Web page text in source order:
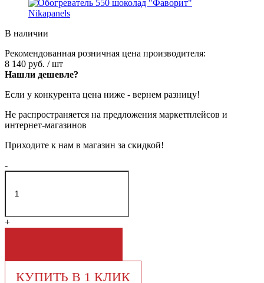
В наличии
Рекомендованная розничная цена производителя:
8 140 руб. / шт
Нашли дешевле?
Если у конкурента цена ниже - вернем разницу!
Не распространяется на предложения маркетплейсов и
интернет-магазинов
Приходите к нам в магазин за скидкой!
-
+
КУПИТЬ В 1 КЛИК